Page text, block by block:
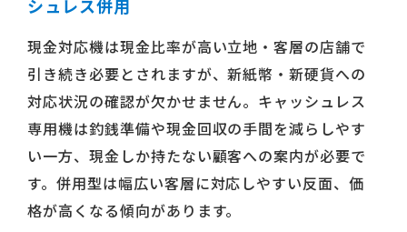
シュレス併用
現金対応機は現金比率が高い立地・客層の店舗で
引き続き必要とされますが、新紙幣・新硬貨への
対応状況の確認が欠かせません。キャッシュレス
専用機は釣銭準備や現金回収の手間を減らしやす
い一方、現金しか持たない顧客への案内が必要で
す。併用型は幅広い客層に対応しやすい反面、価
格が高くなる傾向があります。